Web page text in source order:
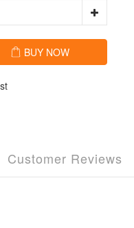
BUY NOW
Customer Reviews